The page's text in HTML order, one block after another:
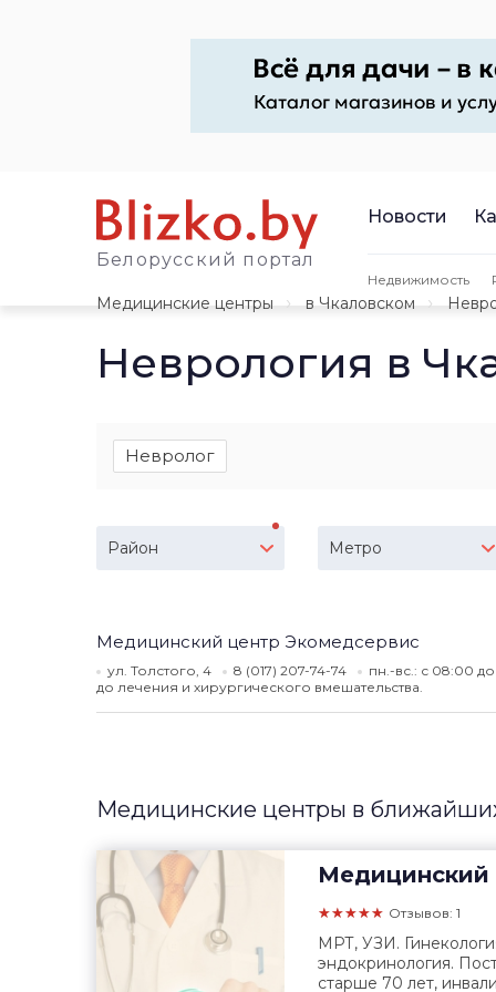
Белорусский портал
Новости
Недвижимость
Медицинские центры в Чкаловском
Неврология в
Невролог
Район Метро
Медицинский центр Экомедсервис
ул. Толстого, 4 8 (017) 207-74-74 пн.-вс.: с 08:00 до
до лечения и хирургического вмешательства.
Медицинские центры в
Медицинский
★★★★★ Отзывов: 1
МРТ, УЗИ.
эндокринология.
старше 70 лет,